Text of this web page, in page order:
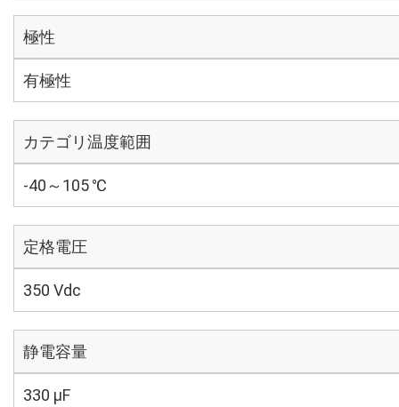
極性
有極性
カテゴリ温度範囲
-40～105 ℃
定格電圧
350 Vdc
静電容量
330 µF